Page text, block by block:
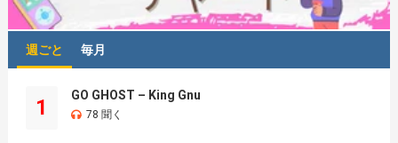
週ごと 毎月
1
GO GHOST – King Gnu
78 聞く